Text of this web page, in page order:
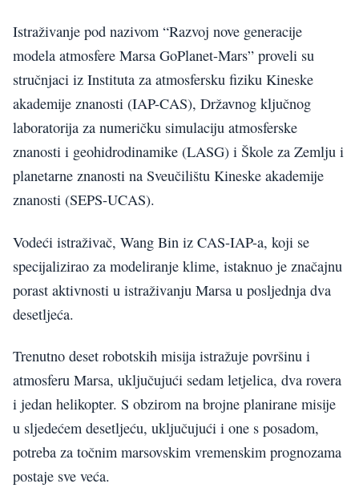
Istraživanje pod nazivom “Razvoj nove generacije
modela atmosfere Marsa GoPlanet-Mars” proveli su
stručnjaci iz Instituta za atmosfersku fiziku Kineske
akademije znanosti (IAP-CAS), Državnog ključnog
laboratorija za numeričku simulaciju atmosferske
znanosti i geohidrodinamike (LASG) i Škole za Zemlju i
planetarne znanosti na Sveučilištu Kineske akademije
znanosti (SEPS-UCAS).
Vodeći istraživač, Wang Bin iz CAS-IAP-a, koji se
specijalizirao za modeliranje klime, istaknuo je značajnu
porast aktivnosti u istraživanju Marsa u posljednja dva
desetljeća.
Trenutno deset robotskih misija istražuje površinu i
atmosferu Marsa, uključujući sedam letjelica, dva rovera
i jedan helikopter. S obzirom na brojne planirane misije
u sljedećem desetljeću, uključujući i one s posadom,
potreba za točnim marsovskim vremenskim prognozama
postaje sve veća.